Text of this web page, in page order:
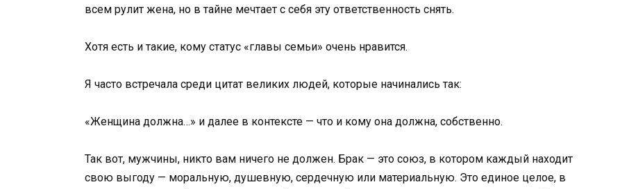
всем рулит жена, но в тайне мечтает с себя эту ответственность снять.
Хотя есть и такие, кому статус «главы семьи» очень нравится.
Я часто встречала среди цитат великих людей, которые начинались так:
«Женщина должна…» и далее в контексте — что и кому она должна, собственно.
Так вот, мужчины, никто вам ничего не должен. Брак — это союз, в котором каждый находит
свою выгоду — моральную, душевную, сердечную или материальную. Это единое целое, в